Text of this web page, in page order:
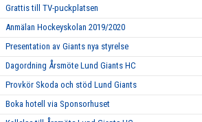
Grattis till TV-puckplatsen
Anmälan Hockeyskolan 2019/2020
Presentation av Giants nya styrelse
Dagordning Årsmöte Lund Giants HC
Provkör Skoda och stöd Lund Giants
Boka hotell via Sponsorhuset